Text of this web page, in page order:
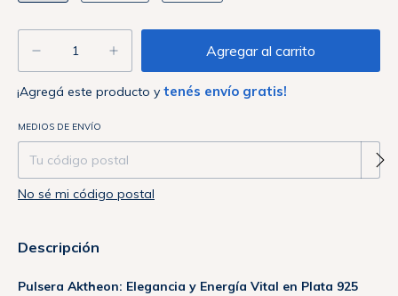
¡Agregá este producto y tenés envío gratis!
Entregas para el CP:
MEDIOS DE ENVÍO
No sé mi código postal
Descripción
Pulsera Aktheon: Elegancia y Energía Vital en Plata 925